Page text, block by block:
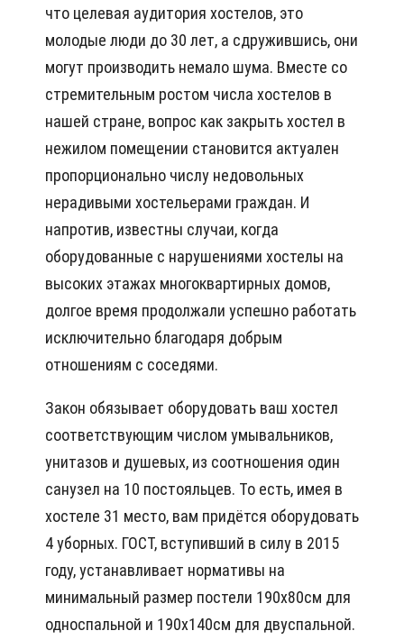
что целевая аудитория хостелов, это
молодые люди до 30 лет, а сдружившись, они
могут производить немало шума. Вместе со
стремительным ростом числа хостелов в
нашей стране, вопрос как закрыть хостел в
нежилом помещении становится актуален
пропорционально числу недовольных
нерадивыми хостельерами граждан. И
напротив, известны случаи, когда
оборудованные с нарушениями хостелы на
высоких этажах многоквартирных домов,
долгое время продолжали успешно работать
исключительно благодаря добрым
отношениям с соседями.
Закон обязывает оборудовать ваш хостел
соответствующим числом умывальников,
унитазов и душевых, из соотношения один
санузел на 10 постояльцев. То есть, имея в
хостеле 31 место, вам придётся оборудовать
4 уборных. ГОСТ, вступивший в силу в 2015
году, устанавливает нормативы на
минимальный размер постели 190х80см для
односпальной и 190х140см для двуспальной.